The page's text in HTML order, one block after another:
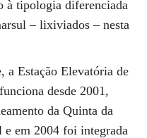
à tipologia diferenciada
– lixiviados – nesta
a Estação Elevatória de
desde 2001,
da Quinta da
e em 2004 foi integrada